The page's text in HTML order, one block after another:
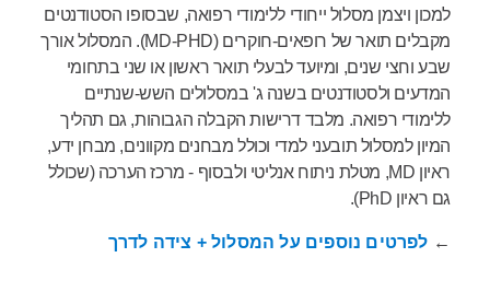
למכון ויצמן מסלול ייחודי ללימודי רפואה, שבסופו הסטודנטים
מקבלים תואר של רופאים-חוקרים (MD-PHD). המסלול אורך
שבע וחצי שנים, ומיועד לבעלי תואר ראשון או שני בתחומי
המדעים ולסטודנטים בשנה ג' במסלולים השש-שנתיים
ללימודי רפואה. מלבד דרישות הקבלה הגבוהות, גם תהליך
המיון למסלול תובעני למדי וכולל מבחנים מקוונים, מבחן ידע,
ראיון MD, מטלת ניתוח אנליטי ולבסוף - מרכז הערכה (שכולל
גם ראיון PhD).
← לפרטים נוספים על המסלול + צידה לדרך